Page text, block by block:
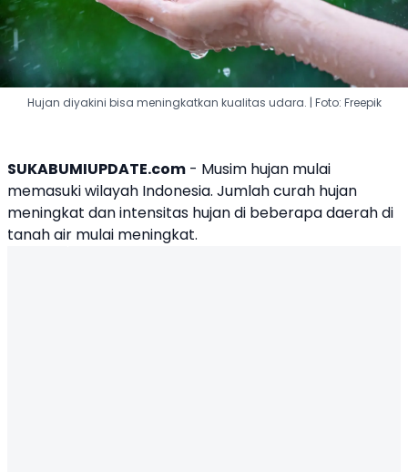
Hujan diyakini bisa meningkatkan kualitas udara. | Foto: Freepik
SUKABUMIUPDATE.com - Musim hujan mulai
memasuki wilayah Indonesia. Jumlah curah hujan
meningkat dan intensitas hujan di beberapa daerah di
tanah air mulai meningkat.